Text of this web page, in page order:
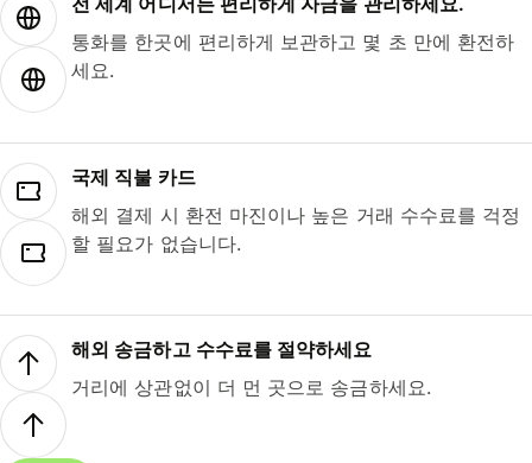
통화를 한곳에 편리하게 보관하고 몇 초 만에 환전하
세요.
국제 직불 카드
해외 결제 시 환전 마진이나 높은 거래 수수료를 걱정
할 필요가 없습니다.
해외 송금하고 수수료를 절약하세요
거리에 상관없이 더 먼 곳으로 송금하세요.